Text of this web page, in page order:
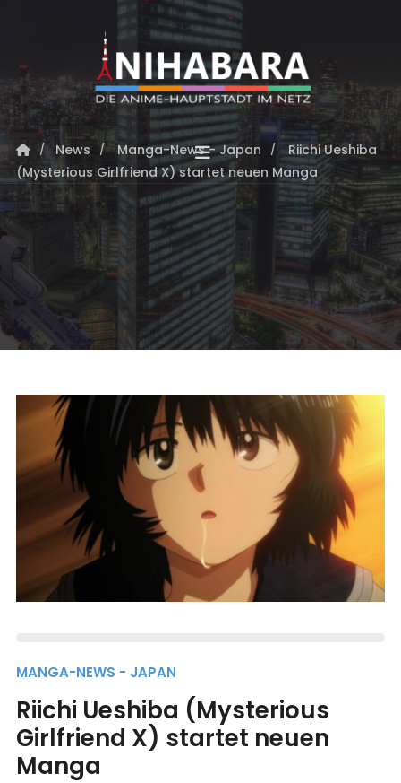
News Manga-News - Japan
Riichi Ueshiba
(Mysterious Girlfriend X) startet neuen Manga
MANGA-NEWS - JAPAN
Riichi Ueshiba (Mysterious
Girlfriend X) startet neuen
Manga